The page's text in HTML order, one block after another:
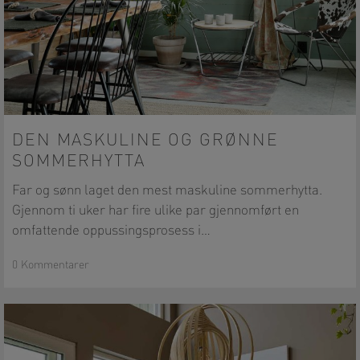
maskuline
og
grønne
sommerhytta
DEN MASKULINE OG GRØNNE
SOMMERHYTTA
Far og sønn laget den mest maskuline sommerhytta.
Gjennom ti uker har fire ulike par gjennomført en
omfattende oppussingsprosess i…
0 Kommentarer